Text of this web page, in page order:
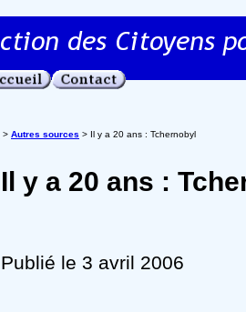
> Autres sources > Il y a 20 ans : Tchernobyl
Il y a 20 ans :
Publié le 3 avril 2006